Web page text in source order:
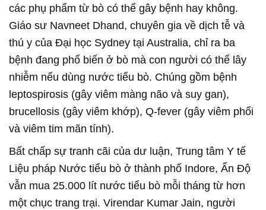
các phụ phẩm từ bò có thể gây bệnh hay không.
Giáo sư Navneet Dhand, chuyên gia về dịch tễ và
thú y của Đại học Sydney tại Australia, chỉ ra ba
bệnh đang phổ biến ở bò mà con người có thể lây
nhiễm nếu dùng nước tiểu bò. Chúng gồm bệnh
leptospirosis (gây viêm màng não và suy gan),
brucellosis (gây viêm khớp), Q-fever (gây viêm phổi
và viêm tim mãn tính).
Bất chấp sự tranh cãi của dư luận, Trung tâm Y tế
Liệu pháp Nước tiểu bò ở thành phố Indore, Ấn Độ
vẫn mua 25.000 lít nước tiểu bò mỗi tháng từ hơn
một chục trang trại. Virendar Kumar Jain, người